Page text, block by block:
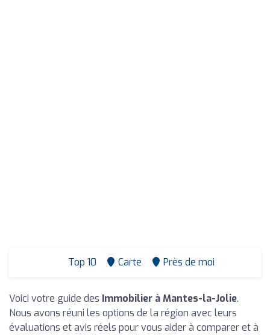
Top 10 Carte Près de moi
Voici votre guide des Immobilier à Mantes-la-Jolie.
Nous avons réuni les options de la région avec leurs
évaluations et avis réels pour vous aider à comparer et à